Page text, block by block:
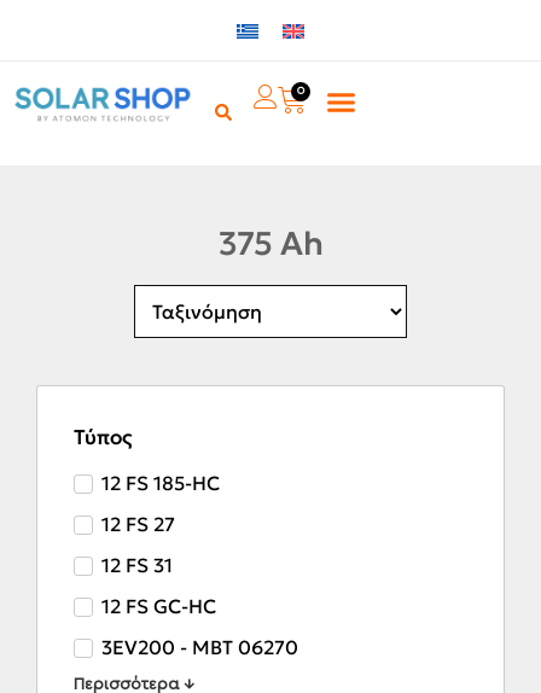
0
375 Ah
Τύπος
12 FS 185-HC
12 FS 27
12 FS 31
12 FS GC-HC
3EV200 - MBT 06270
Περισσότερα ↓